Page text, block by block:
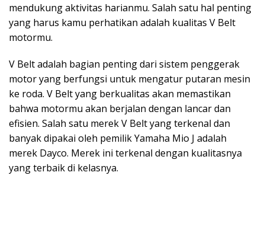
mendukung aktivitas harianmu. Salah satu hal penting
yang harus kamu perhatikan adalah kualitas V Belt
motormu.
V Belt adalah bagian penting dari sistem penggerak
motor yang berfungsi untuk mengatur putaran mesin
ke roda. V Belt yang berkualitas akan memastikan
bahwa motormu akan berjalan dengan lancar dan
efisien. Salah satu merek V Belt yang terkenal dan
banyak dipakai oleh pemilik Yamaha Mio J adalah
merek Dayco. Merek ini terkenal dengan kualitasnya
yang terbaik di kelasnya.